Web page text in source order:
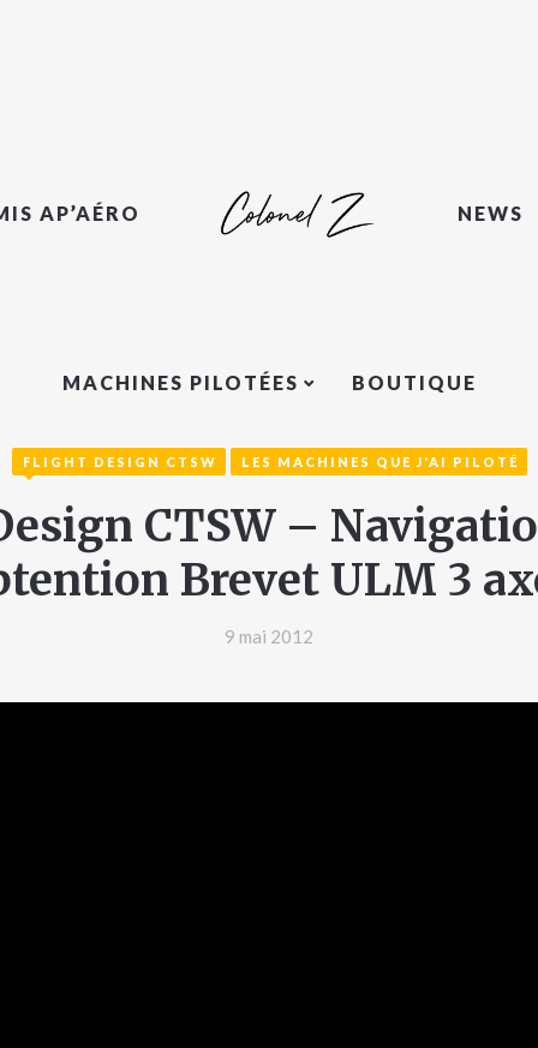
AP’AÉRO NEWS
MACHINES PILOTÉES BOUTIQUE
FLIGHT DESIGN CTSW LES MACHINES QUE J'AI PILOTÉ
CTSW –
Brevet ULM 3
9 mai 2012